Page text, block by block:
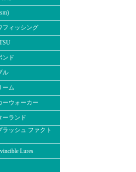
フィッシング
ンド
ル
ーム
ーウォーカー
ーランド
ラッシュ ファクト
Lures